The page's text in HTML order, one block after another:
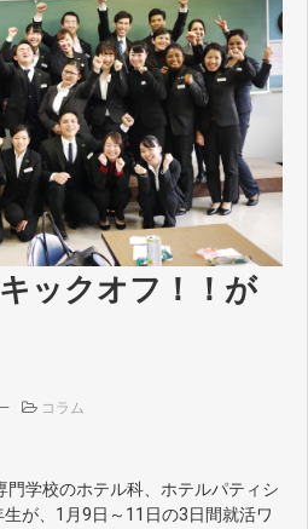
情報公開
学費・入学ガイド
ックオフ！！が
コラム
門学校のホテル科、ホテルパティシ
が、1月9日～11日の3日間就活ワ